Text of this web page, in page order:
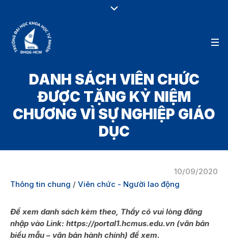
DANH SÁCH VIÊN CHỨC
ĐƯỢC TẶNG KỶ NIỆM
CHƯƠNG VÌ SỰ NGHIỆP GIÁO
DỤC
10/09/2020
Thông tin chung / Viên chức - Người lao động
Để xem danh sách kèm theo, Thầy cô vui lòng đăng
nhập vào Link: https://portal1.hcmus.edu.vn (văn bản
biểu mẫu – văn bản hành chính) để xem.